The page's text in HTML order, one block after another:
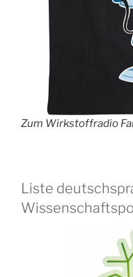
Zum Wirkstoffradio
Liste